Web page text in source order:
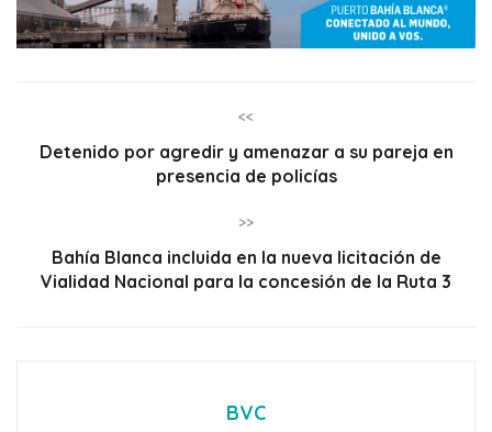
<<
Detenido por agredir y amenazar a su pareja en
presencia de policías
>>
Bahía Blanca incluida en la nueva licitación de
Vialidad Nacional para la concesión de la Ruta 3
BVC